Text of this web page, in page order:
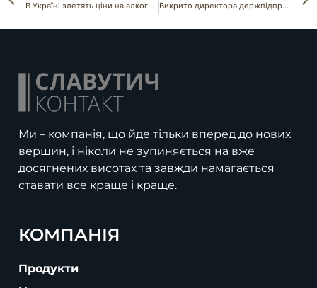
В Україні злетять ціни на алкоголь Викрито директора держпідприємства НААН за вимагання 50 тис дол від землевласника
Ми – компанія, що йде тільки вперед до нових
вершин, і ніколи не зупиняється на вже
досягнених висотах та завжди намагається
ставати все краще і краще.
КОМПАНІЯ
Продукти